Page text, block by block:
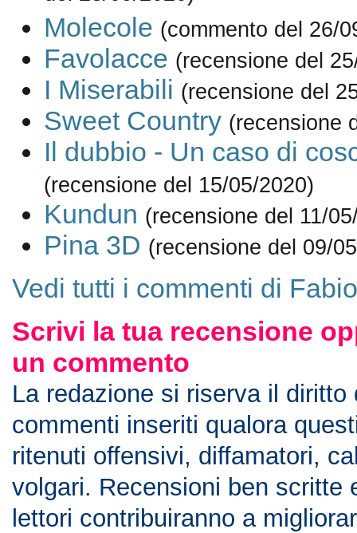
Molecole (commento del 26/
Favolacce (recensione del
I Miserabili (recensione del
Sweet Country (recensione
Il dubbio - Un caso di
(recensione del 15/05/2020)
Kundun (recensione del 11/
Pina 3D (recensione del 09/
Vedi tutti i commenti di
Scrivi la tua recensione
un commento
La redazione si riserva il diritto
commenti inseriti qualora
ritenuti offensivi, diffamatori,
volgari. Recensioni ben scritte
lettori contribuiranno a